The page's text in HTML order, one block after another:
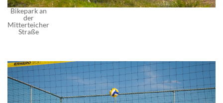
Bikepark an
der
Mitterteicher
Straße